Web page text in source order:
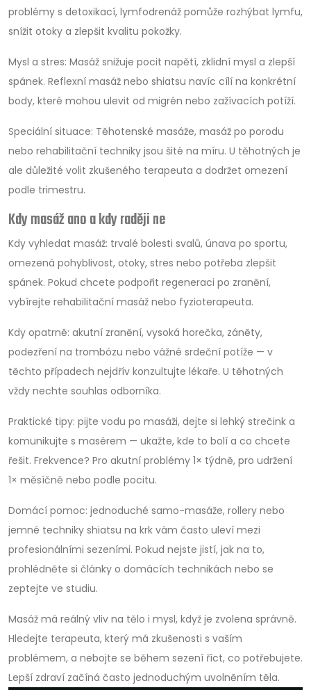
problémy s detoxikací, lymfodrenáž pomůže rozhýbat lymfu,
snížit otoky a zlepšit kvalitu pokožky.
Mysl a stres: Masáž snižuje pocit napětí, zklidní mysl a zlepší
spánek. Reflexní masáž nebo shiatsu navíc cílí na konkrétní
body, které mohou ulevit od migrén nebo zažívacích potíží.
Speciální situace: Těhotenské masáže, masáž po porodu
nebo rehabilitační techniky jsou šité na míru. U těhotných je
ale důležité volit zkušeného terapeuta a dodržet omezení
podle trimestru.
Kdy masáž ano a kdy raději ne
Kdy vyhledat masáž: trvalé bolesti svalů, únava po sportu,
omezená pohyblivost, otoky, stres nebo potřeba zlepšit
spánek. Pokud chcete podpořit regeneraci po zranění,
vybírejte rehabilitační masáž nebo fyzioterapeuta.
Kdy opatrně: akutní zranění, vysoká horečka, záněty,
podezření na trombózu nebo vážné srdeční potíže — v
těchto případech nejdřív konzultujte lékaře. U těhotných
vždy nechte souhlas odborníka.
Praktické tipy: pijte vodu po masáži, dejte si lehký strečink a
komunikujte s masérem — ukažte, kde to bolí a co chcete
řešit. Frekvence? Pro akutní problémy 1× týdně, pro udržení
1× měsíčně nebo podle pocitu.
Domácí pomoc: jednoduché samo-masáže, rollery nebo
jemné techniky shiatsu na krk vám často uleví mezi
profesionálními sezeními. Pokud nejste jistí, jak na to,
prohlédněte si články o domácích technikách nebo se
zeptejte ve studiu.
Masáž má reálný vliv na tělo i mysl, když je zvolena správně.
Hledejte terapeuta, který má zkušenosti s vaším
problémem, a nebojte se během sezení říct, co potřebujete.
Lepší zdraví začíná často jednoduchým uvolněním těla.